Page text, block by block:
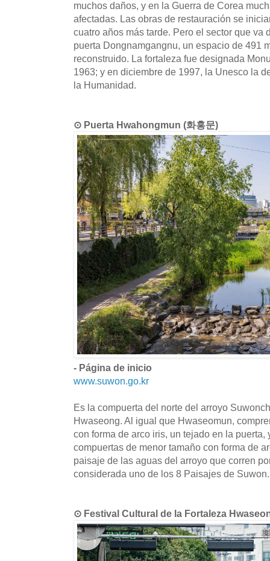
muchos daños, y en la Guerra de Corea
afectadas. Las obras de restauración se
cuatro años más tarde. Pero el sector que va
puerta Dongnamgangnu, un espacio de 491
reconstruido. La fortaleza fue designada
1963; y en diciembre de 1997, la Unesco la
la Humanidad.
⊙ Puerta Hwahongmun (화홍문)
- Página de inicio
www.suwon.go.kr
Es la compuerta del norte del arroyo
Hwaseong. Al igual que Hwaseomun,
con forma de arco iris, un tejado en la puerta,
compuertas de menor tamaño con forma de
paisaje de las aguas del arroyo que corren
considerada uno de los 8 Paisajes de Suwon.
⊙ Festival Cultural de la Fortaleza